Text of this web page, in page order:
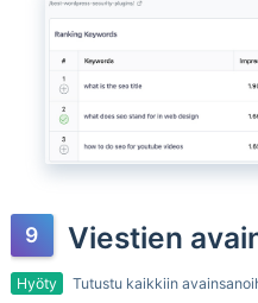
Viestien
Hyöty Tutustu kaikkiin